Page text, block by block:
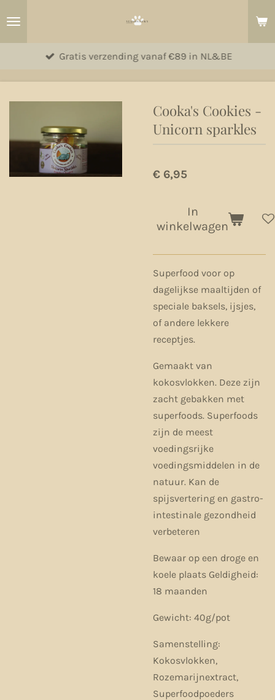
hoofdinhoud
Gratis verzending vanaf €89 in NL&BE
Cooka's Cookies -
Unicorn sparkles
€ 6,95
In
winkelwagen
Superfood voor op
dagelijkse maaltijden of
speciale baksels, ijsjes,
of andere lekkere
receptjes.
Gemaakt van
kokosvlokken. Deze zijn
zacht gebakken met
superfoods. Superfoods
zijn de meest
voedingsrijke
voedingsmiddelen in de
natuur. Kan de
spijsvertering en gastro-
intestinale gezondheid
verbeteren
Bewaar op een droge en
koele plaats Geldigheid:
18 maanden
Gewicht: 40g/pot
Samenstelling:
Kokosvlokken,
Rozemarijnextract,
Superfoodpoeders